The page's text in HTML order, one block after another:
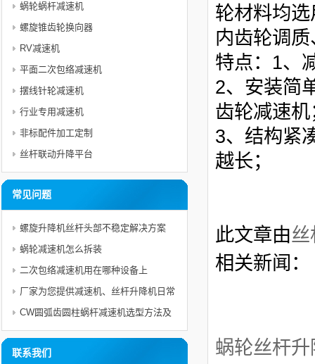
轮材料均
内齿轮调
特点：1、
2、安装简
齿轮减速机
3、结构紧
越长；
此文章由
相关新闻：
蜗轮丝杆
蜗轮蜗杆减速机
螺旋锥齿轮换向器
RV减速机
平面二次包络减速机
摆线针轮减速机
行业专用减速机
非标配件加工定制
丝杆联动升降平台
常见问题
螺旋升降机丝杆头部不稳定解决方案
蜗轮减速机怎么拆装
二次包络减速机用在哪种设备上
厂家为您提供减速机、丝杆升降机日常
使用电机的维护与注意事项及保护措施
CW圆弧齿圆柱蜗杆减速机选型方法及
举例
联系我们